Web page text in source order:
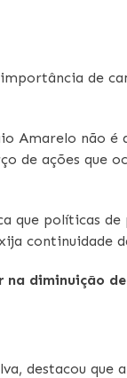
de
Amarelo não é
de ações que
que políticas
continuidade
diminuição
destacou que